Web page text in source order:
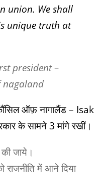
union. We shall
unique truth at
president –
nagaland
ऑफ़ नागालैंड – Isak
के सामने 3 मांगे रखीं।
जाये।
राजनीति में आने दिया